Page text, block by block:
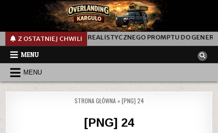
Z OSTATNIEJ CHWILI
ANALIZA REALISTYCZNEGO PROMPTU DO GENEROWANIA ZDJĘCIA
MENU
MENU
STRONA GŁÓWNA»[PNG] 24
[PNG] 24